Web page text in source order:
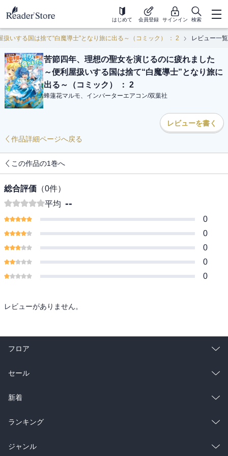
はじめて 会員登録 サインイン 検索
いする国は捨て“白魔導士”となり旅に出る～（コミック） ： 2 レビュー一覧
苦節四年、理想の聖女を演じるのに疲れました
～便利屋扱いする国は捨て“白魔導士”となり旅に
出る～（コミック） ： 2
蜂蓮花マルモ、インバーターエアコン/双葉社
レビューを書く
作品詳細ページへ戻る
この作品の1巻へ
総合評価 （0件）
平均 --
0
0
0
0
0
レビューがありません。
フロア
総合
ラノベ
雑誌・グラビア
BL・TL
セール
総合
ラノベ
雑誌・グラビア
新着
総合
ラノベ
ランキング
総合
ジャンル